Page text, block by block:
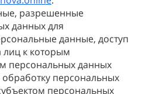
разрешенные
данных для
данные, доступ
лиц к которым
персональных данных
персональных
персональных